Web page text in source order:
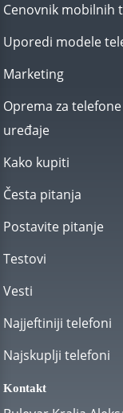
Cenovnik mobilnih
Uporedi modele
Marketing
Oprema za
uređaje
Kako kupiti
Česta pitanja
Postavite pitanje
Testovi
Vesti
Najjeftiniji telefoni
Najskuplji telefoni
Kontakt